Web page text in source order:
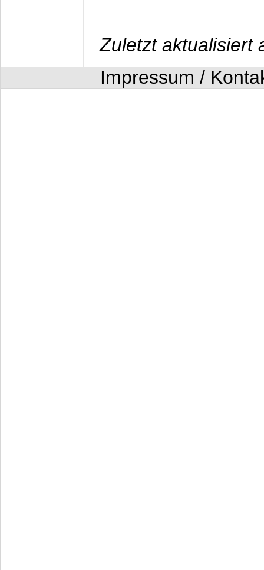
Zuletzt aktualisiert
Impressum /